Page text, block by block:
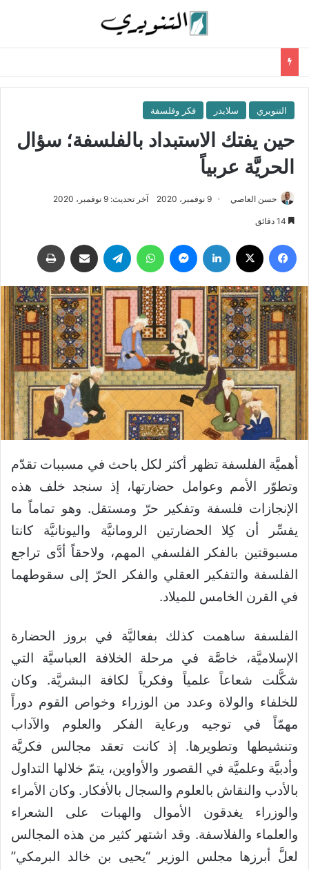
التنويري سلايدر فكر وفلسفة
حين يفتك الاستبداد بالفلسفة؛ سؤال
الحريَّة عربياً
حسن العاصي 9 نوفمبر، 2020 آخر تحديث: 9 نوفمبر، 2020
أهميَّة الفلسفة تظهر أكثر لكل باحث في مسببات تقدّم
وتطوّر الأمم وعوامل حضارتها، إذ سنجد خلف هذه
الإنجازات فلسفة وتفكير حرّ ومستقل. وهو تماماً ما
يفسِّر أن كِلا الحضارتين الرومانيَّة واليونانيَّة كانتا
مسبوقتين بالفكر الفلسفي المهم، ولاحقاً أدَّى تراجع
الفلسفة والتفكير العقلي والفكر الحرّ إلى سقوطهما
في القرن الخامس للميلاد.
الفلسفة ساهمت كذلك بفعاليَّة في بروز الحضارة
الإسلاميَّة، خاصَّة في مرحلة الخلافة العباسيَّة التي
شكَّلت شعاعاً علمياً وفكرياً لكافة البشريَّة. وكان
للخلفاء والولاة وعدد من الوزراء وخواص القوم دوراً
مهمّاً في توجيه ورعاية الفكر والعلوم والآداب
وتنشيطها وتطويرها. إذ كانت تعقد مجالس فكريَّة
وأدبيَّة وعلميَّة في القصور والأواوين، يتمّ خلالها التداول
بالأدب والنقاش بالعلوم والسجال بالأفكار. وكان الأمراء
والوزراء يغدقون الأموال والهبات على الشعراء
والعلماء والفلاسفة. وقد اشتهر كثير من هذه المجالس
لعلَّ أبرزها مجلس الوزير “يحيى بن خالد البرمكي”